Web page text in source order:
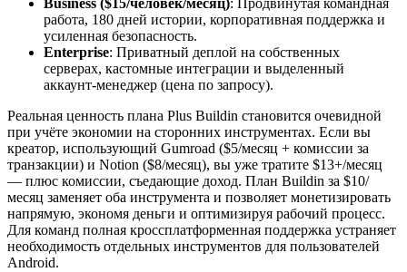
Business ($15/человек/месяц): Продвинутая командная
работа, 180 дней истории, корпоративная поддержка и
усиленная безопасность.
Enterprise: Приватный деплой на собственных
серверах, кастомные интеграции и выделенный
аккаунт-менеджер (цена по запросу).
Реальная ценность плана Plus Buildin становится очевидной
при учёте экономии на сторонних инструментах. Если вы
креатор, использующий Gumroad ($5/месяц + комиссии за
транзакции) и Notion ($8/месяц), вы уже тратите $13+/месяц
— плюс комиссии, съедающие доход. План Buildin за $10/
месяц заменяет оба инструмента и позволяет монетизировать
напрямую, экономя деньги и оптимизируя рабочий процесс.
Для команд полная кроссплатформенная поддержка устраняет
необходимость отдельных инструментов для пользователей
Android.